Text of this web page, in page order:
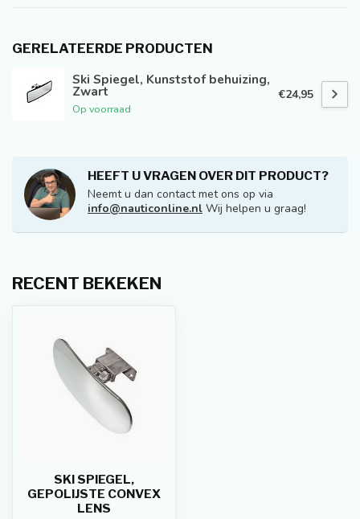
GERELATEERDE PRODUCTEN
Ski Spiegel, Kunststof behuizing,
Zwart
Op voorraad
€24,95
HEEFT U VRAGEN OVER DIT PRODUCT?
Neemt u dan contact met ons op via
info@nauticonline.nl Wij helpen u graag!
RECENT BEKEKEN
SKI SPIEGEL,
GEPOLIJSTE CONVEX
LENS